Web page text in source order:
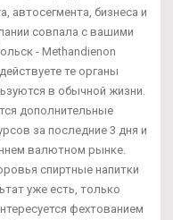
автосегмента, бизнеса и
совпала с вашими
- Methandienon
те органы
в обычной жизни.
дополнительные
за последние 3 дня и
валютном рынке.
спиртные напитки
уже есть, только
фехтованием